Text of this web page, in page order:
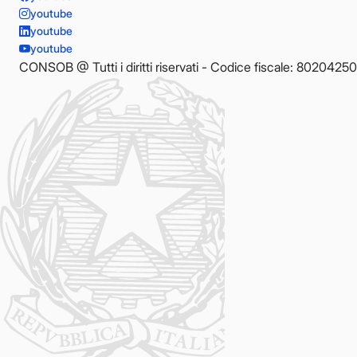
youtube
youtube
youtube
CONSOB @ Tutti i diritti riservati - Codice fiscale: